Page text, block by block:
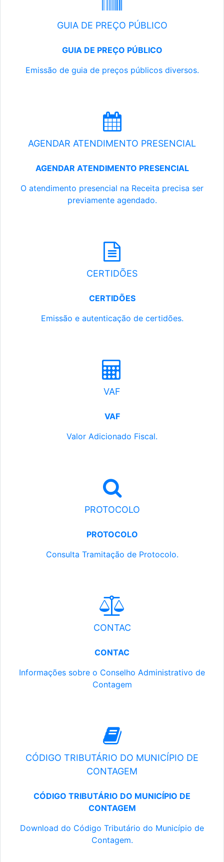
GUIA DE PREÇO PÚBLICO
GUIA DE PREÇO PÚBLICO
Emissão de guia de preços públicos diversos.
AGENDAR ATENDIMENTO PRESENCIAL
AGENDAR ATENDIMENTO PRESENCIAL
O atendimento presencial na Receita precisa ser
previamente agendado.
CERTIDÕES
CERTIDÕES
Emissão e autenticação de certidões.
VAF
VAF
Valor Adicionado Fiscal.
PROTOCOLO
PROTOCOLO
Consulta Tramitação de Protocolo.
CONTAC
CONTAC
Informações sobre o Conselho Administrativo de
Contagem
CÓDIGO TRIBUTÁRIO DO MUNICÍPIO DE
CONTAGEM
CÓDIGO TRIBUTÁRIO DO MUNICÍPIO DE
CONTAGEM
Download do Código Tributário do Município de
Contagem.